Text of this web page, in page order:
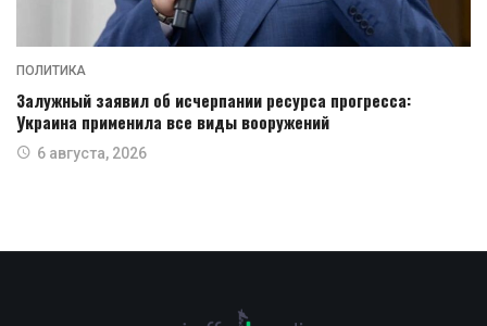
ПОЛИТИКА
Залужный заявил об исчерпании ресурса прогресса:
Украина применила все виды вооружений
6 августа, 2026